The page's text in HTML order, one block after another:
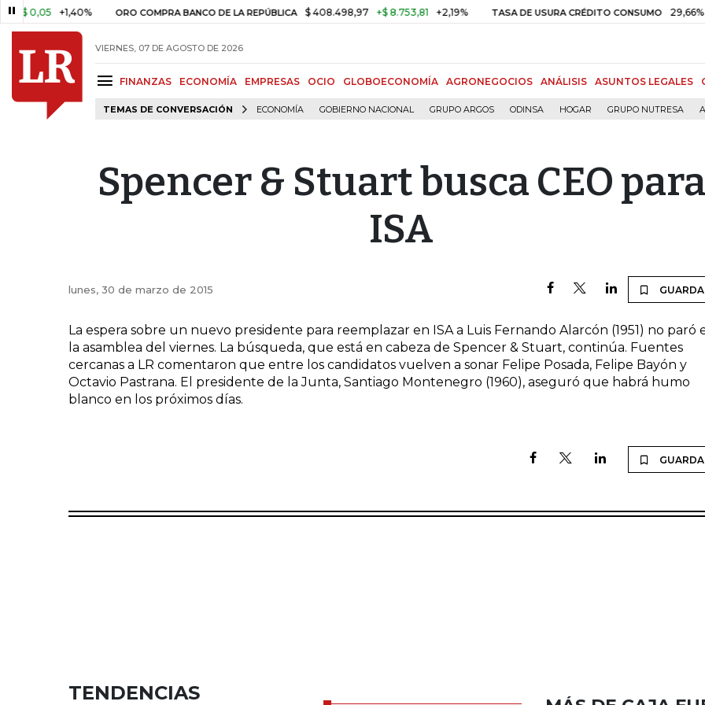
0,05 +1,40% ORO COMPRA BANCO DE LA REPÚBLICA $ 408.498,97 +$ 8.753,81 +2,19% TASA DE USURA CRÉDITO CONSUMO 29,66%
VIERNES, 07 DE AGOSTO DE 2026
FINANZAS ECONOMÍA EMPRESAS OCIO GLOBOECONOMÍA AGRONEGOCIOS ANÁLISIS ASUNTOS LEGALES
TEMAS DE CONVERSACIÓN ECONOMÍA GOBIERNO NACIONAL GRUPO ARGOS ODINSA HOGAR GRUPO NUTRESA
Spencer & Stuart busca CEO para
ISA
lunes, 30 de marzo de 2015
La espera sobre un nuevo presidente para reemplazar en ISA a Luis Fernando Alarcón (1951) no paró
la asamblea del viernes. La búsqueda, que está en cabeza de Spencer & Stuart, continúa. Fuentes
cercanas a LR comentaron que entre los candidatos vuelven a sonar Felipe Posada, Felipe Bayón y
Octavio Pastrana. El presidente de la Junta, Santiago Montenegro (1960), aseguró que habrá humo
blanco en los próximos días.
TENDENCIAS